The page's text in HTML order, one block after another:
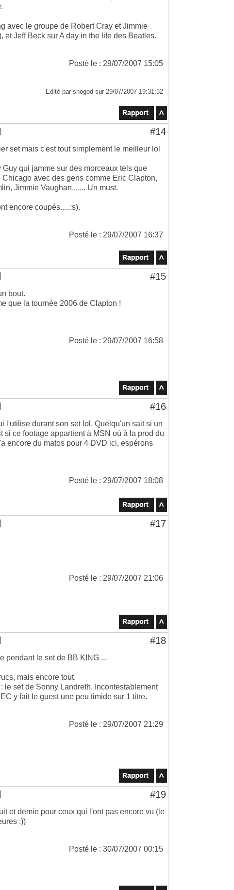
avec le groupe de Robert Cray et Jimmie
Jeff Beck sur A day in the life des Beatles.
Posté le : 29/07/2007 15:05
Edité par snogod sur 29/07/2007 19:31:32
#14
set mais c'est tout simplement le meilleur lol
qui jamme sur des morceaux tels que
avec des gens comme Eric Clapton,
Jimmie Vaughan....... Un must.
encore coupés.....:s).
Posté le : 29/07/2007 16:37
#15
bout.
que la tournée 2006 de Clapton !
Posté le : 29/07/2007 16:58
#16
l'utilise durant son set lol. Quelqu'un sait si un
si ce footage appartient à MSN où à la prod du
encore du matos pour 4 DVD ici, espérons
Posté le : 29/07/2007 18:08
#17
Posté le : 29/07/2007 21:06
#18
pendant le set de BB KING ...
mais encore tout.
le set de Sonny Landreth. Incontestablement
y fait le guest une peu timide sur 1 titre.
Posté le : 29/07/2007 21:29
#19
et demie pour ceux qui l'ont pas encore vu (le
:))
Posté le : 30/07/2007 00:15